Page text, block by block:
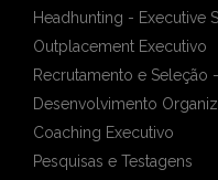
Headhunting - Executive
Outplacement Executivo
Recrutamento e Seleção
Desenvolvimento
Coaching Executivo
Pesquisas e Testagens